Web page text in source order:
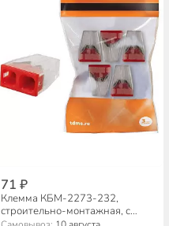
71 ₽
Клемма КБМ-2273-232,
строительно-монтажная, с